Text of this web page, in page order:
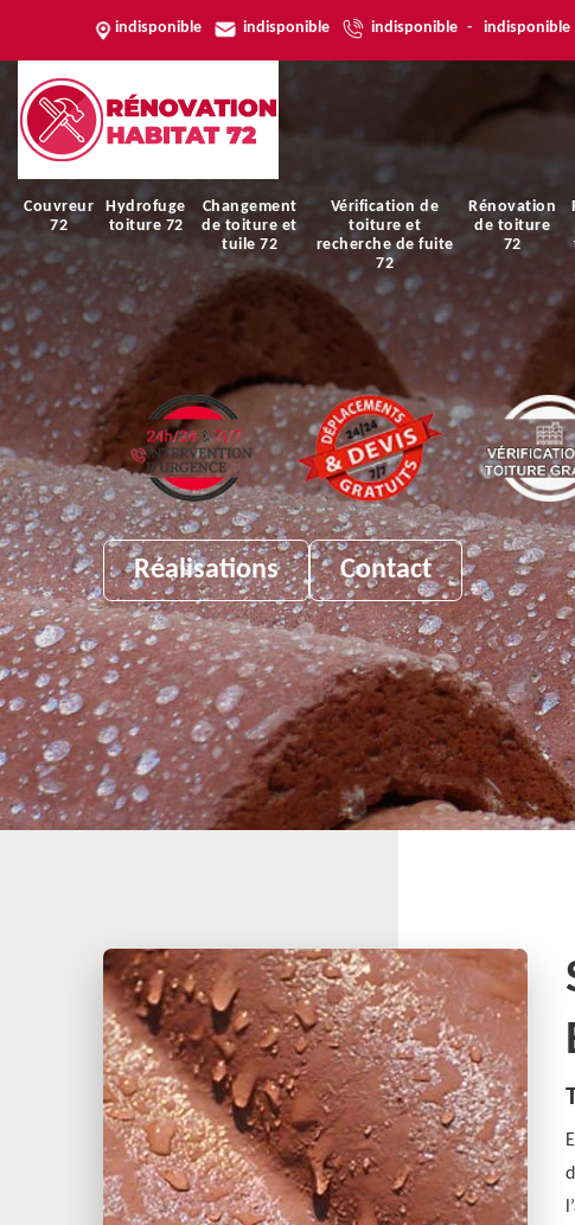
indisponible indisponible indisponible - indisponible
Couvreur
72
Hydrofuge
toiture 72
Changement
de toiture et
tuile 72
Vérification de
toiture et
recherche de fuite
72
Rénovation
de toiture
72
Réalisations Contact